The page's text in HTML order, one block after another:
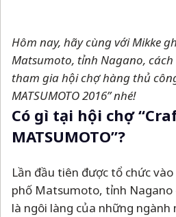
Hôm nay, hãy cùng với Mikke
Matsumoto, tỉnh Nagano, cách
tham gia hội chợ hàng thủ
MATSUMOTO 2016” nhé!
Có gì tại hội chợ
MATSUMOTO”?
Lần đầu tiên được tổ chức
phố Matsumoto, tỉnh Nagano
là ngôi làng của những ngành